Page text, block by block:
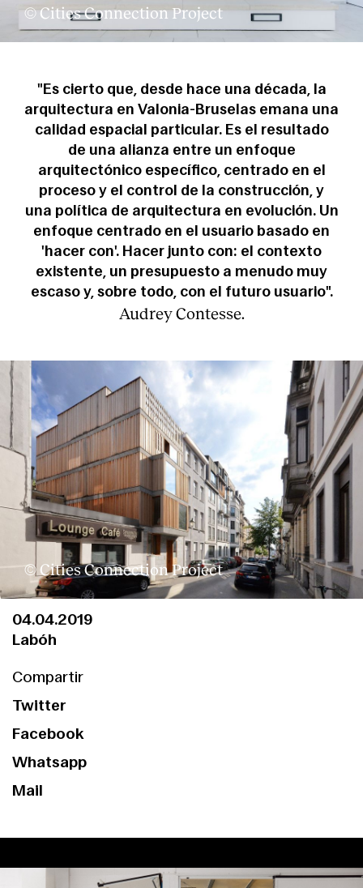
© Cities Connection Project
"Es cierto que, desde hace una década, la
arquitectura en Valonia-Bruselas emana una
calidad espacial particular. Es el resultado
de una alianza entre un enfoque
arquitectónico específico, centrado en el
proceso y el control de la construcción, y
una política de arquitectura en evolución. Un
enfoque centrado en el usuario basado en
'hacer con'. Hacer junto con: el contexto
existente, un presupuesto a menudo muy
escaso y, sobre todo, con el futuro usuario".
Audrey Contesse.
© Cities Connection Project
04.04.2019
Labóh
Compartir
Twitter
Facebook
Whatsapp
Mail